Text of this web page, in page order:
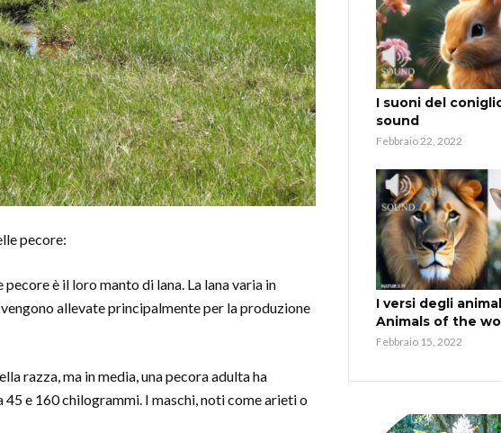
pecore:
è il loro manto di lana. La lana varia in
allevate principalmente per la produzione
razza, ma in media, una pecora adulta ha
e 160 chilogrammi. I maschi, noti come arieti o
I suoni del
sound
Febbraio 22, 2022
I versi degli
Animals of the
Febbraio 15, 2022